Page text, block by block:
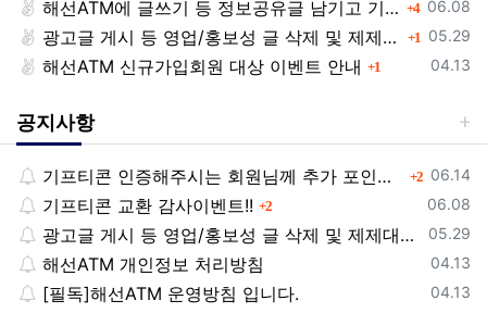
등록일
06.08
해선ATM에 글쓰기 등 정보공유글 남기고 기프티콘 받자! 4댓글
등록일
05.29
광고글 게시 등 영업/홍보성 글 삭제 및 제제대상입니다. 1댓글
등록일
04.13
해선ATM 신규가입회원 대상 이벤트 안내 1
공지사항
등록일
06.14
기프티콘 인증해주시는 회원님께 추가 포인트 쏩니다!! 2댓글
등록일
06.08
기프티콘 교환 감사이벤트!! 2댓글
등록일
05.29
광고글 게시 등 영업/홍보성 글 삭제 및 제제대상입니다.
등록일
04.13
해선ATM 개인정보 처리방침
등록일
04.13
[필독]해선ATM 운영방침 입니다.